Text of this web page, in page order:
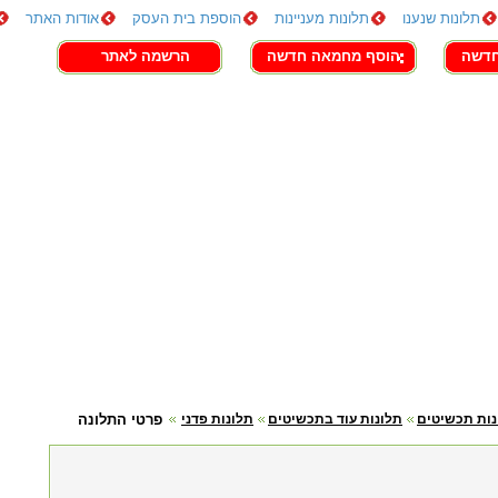
תלונות שנענו תלונות מעניינות הוספת בית העסק אודות האתר
הוסף מחמאה חדשה הרשמה לאתר
פרטי התלונה תלונות פדני תלונות עוד בתכשיטים תכשיטים